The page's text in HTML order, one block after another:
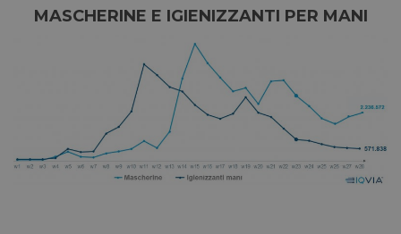
MASCHERINE E IGIENIZZANTI PER MANI